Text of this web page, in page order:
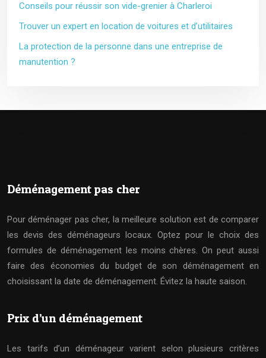
Conseils pour réussir son vide-grenier à Charleroi
Trouver un expert en location de voitures et d’utilitaires
La protection de la personne dans une entreprise de
manutention ?
Déménagement pas cher
Pour déménager pas cher, la meilleure solution est de comparer
les devis des déménageurs locaux. Optez pour le choix des
formules de déménagement les moins chères. On peut aussi
faire des économies du budget de son déménagement en
choisissant la date de déménagement. Évitez la haute saison.
Prix d’un déménagement
Les tarifs d’un déménageur varient selon plusieurs critères